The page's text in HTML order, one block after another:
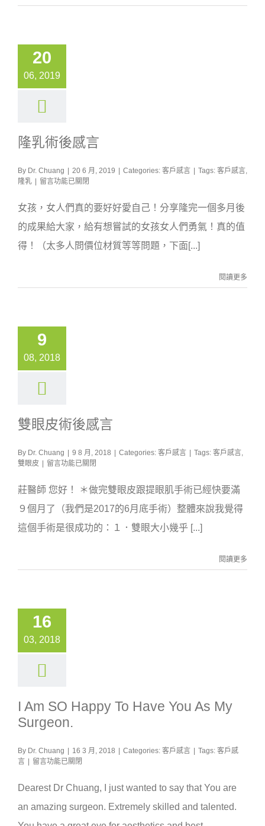
20
06, 2019
隆乳術後感言
By Dr. Chuang | 20 6 月, 2019 | Categories: 客戶感言 | Tags: 客戶感言,
隆乳 | 在
後
感
言〉
留言功能已關閉
女孩，女人們真的要好好愛自己！分享隆完一個多月後
的成果給大家，給有想嘗試的女孩女人們勇氣！真的值
得！（太多人問價位材質等等問題，下面[...]
閱讀更多
9
08, 2018
雙眼皮術後感言
By Dr. Chuang 9 8 月, 2018 Categories: 客戶感言 Tags: 客戶感言,
雙眼皮
在
眼
皮
術
感
留言功能已關閉
莊醫師 您好！ ＊做完雙眼皮跟提眼肌手術已經快要滿
９個月了（我們是2017的6月底手術）整體來說我覺得
這個手術是很成功的：１．雙眼大小幾乎 [...]
閱讀更多
16
03, 2018
I Am SO Happy To Have You As My
Surgeon.
By Dr. Chuang 16 3 月, 2018 Categories: 客戶感言 Tags: 客戶感
言
在
SO
happy
留言功能已關閉
Dearest Dr Chuang, I just wanted to say that You are
an amazing surgeon. Extremely skilled and talented.